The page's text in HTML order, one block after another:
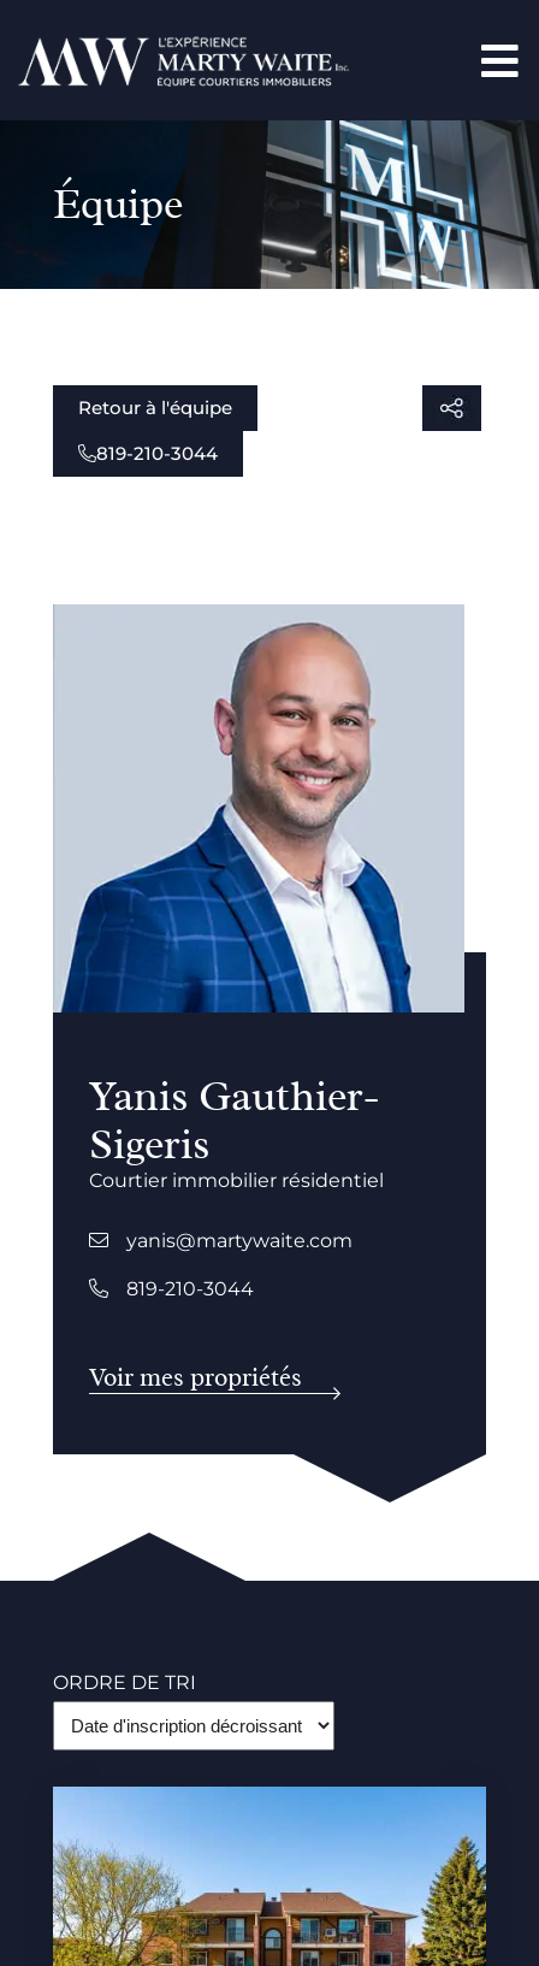
Équipe
Retour à l'équipe
819-210-3044
Yanis Gauthier-
Sigeris
Courtier immobilier résidentiel
yanis@martywaite.com
819-210-3044
Voir mes propriétés
ORDRE DE TRI